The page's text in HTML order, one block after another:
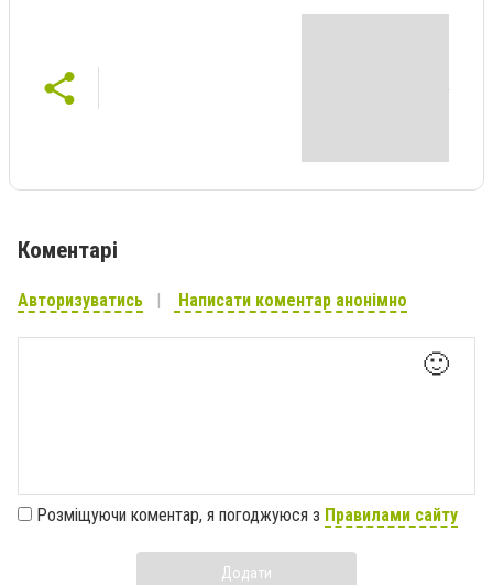
Коментарі
Авторизуватись Написати коментар анонімно
🙂
Розміщуючи коментар, я погоджуюся з Правилами сайту
Додати